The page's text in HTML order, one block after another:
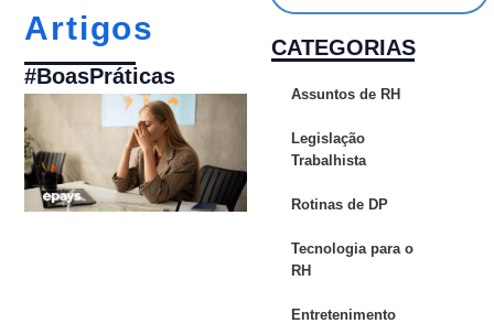
Artigos
#BoasPráticas
CATEGORIAS
Assuntos de RH
Legislação
Trabalhista
Rotinas de DP
Tecnologia para o
RH
Entretenimento